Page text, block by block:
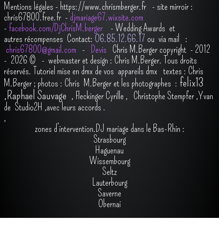
Mentions légales - https://www.chrismberger.fr - site mirroir :
chris67800.free.fr - djmariage67.wixsite.com
- facebook.com/DjChrisM.berger - Wedding Awards et
autres récompenses Contact: O6.85.12.66.17 ou via mail :
chris67800@gmail.com - Devis Chris M.Berger copyright - 2012
- 2026 © - webmaster et design : Chris M.Berger. Tous droits
réservés. Tutoriel mise en dmx de vos appareils dmx textes : Chris
M.Berger ; photos : Chris M.Berger et les photographes : felix13
,Raphael Sauvage , Fleckinger Cyrille , Christophe Stempfer ,Yvan
de Studio2H ,avec leurs accords .
,
zones d’intervention.DJ mariage dans le Bas-Rhin :
Strasbourg
Haguenau
Wissembourg
Seltz
Lauterbourg
Saverne
Obernai